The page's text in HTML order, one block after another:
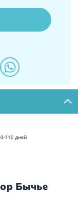
110 дней
Бычье